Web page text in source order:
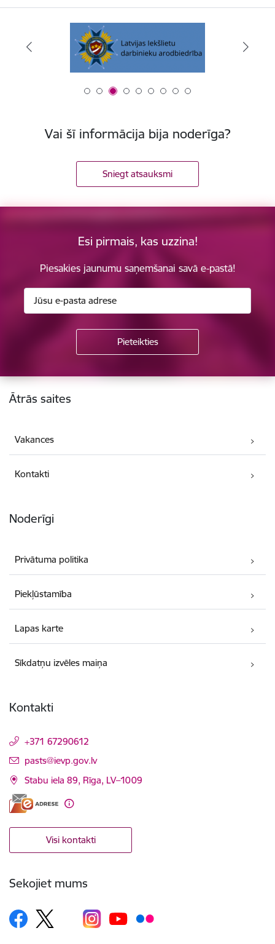
Vai šī informācija bija noderīga?
Sniegt atsauksmi
Esi pirmais, kas uzzina!
Piesakies jaunumu saņemšanai savā e-pastā!
Kājene
Ātrās saites
Vakances
Kontakti
Noderīgi
Privātuma politika
Piekļūstamība
Lapas karte
Sīkdatņu izvēles maiņa
Kontakti
+371 67290612
E-pasts:
pasts@ievp.gov.lv
Stabu iela 89, Rīga, LV–1009
Visi kontakti
Sekojiet mums